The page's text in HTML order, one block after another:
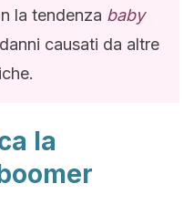
la tendenza baby
causati da altre
la